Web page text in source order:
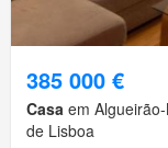
385 000 €
Casa em
de Lisboa